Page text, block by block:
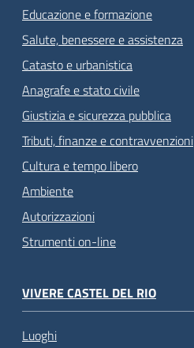
Educazione e formazione
Salute, benessere e assistenza
Catasto e urbanistica
Anagrafe e stato civile
Giustizia e sicurezza pubblica
Tributi, finanze e contravvenzioni
Cultura e tempo libero
Ambiente
Autorizzazioni
Strumenti on-line
VIVERE CASTEL DEL RIO
Luoghi